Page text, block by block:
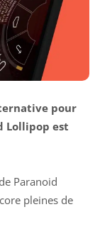
pour
Lollipop est
Paranoid
pleines de